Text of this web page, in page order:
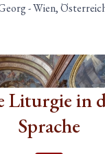
-Wien,
Liturgie in
Sprache